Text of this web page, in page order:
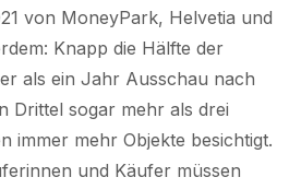
von MoneyPark, Helvetia und
Knapp die Hälfte der
als ein Jahr Ausschau nach
Drittel sogar mehr als drei
immer mehr Objekte besichtigt.
und Käufer müssen